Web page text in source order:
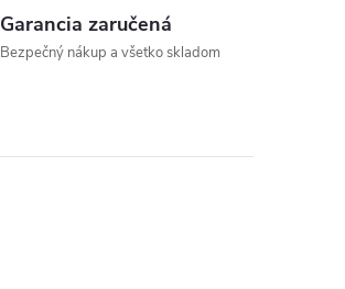
Garancia zaručená
Bezpečný nákup a všetko skladom